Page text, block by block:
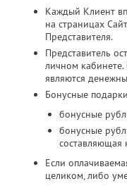
Каждый Клиент
на страницах
Представителя.
Представитель
личном
являются
Бонусные
бонусные
бонусные
составляющая
Если
целиком, либо